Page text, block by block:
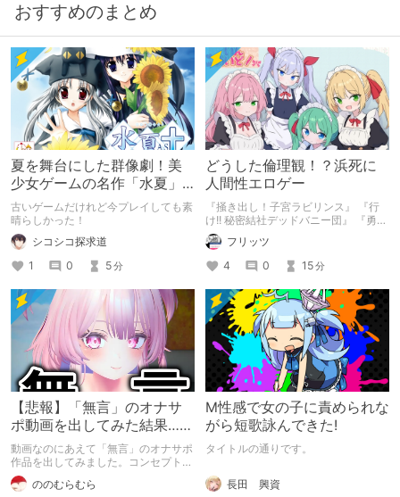
おすすめのまとめ
夏を舞台にした群像劇！美
少女ゲームの名作「水夏」
を今こそ！
古いゲームだけれど今プレイしても素
晴らしかった！
シコシコ探求道
1
0 5分
どうした倫理観！？浜死に
人間性エロゲー
『掻き出し！子宮ラビリンス』 『行
け!! 秘密結社デッドバニー団』 『勇者
ミアとツンツン猫サキュバス ~それで
も勇者はコロせない!~』 『めいどいん
めいど！』 本記事はねくすとテーマ
「人に薦めづらいけど好きな作
品」”ではない”です。 好きだったら人
に薦めるのは当たり前だよなぁ！？
フリッツ
4
0 15分
【悲報】「無言」のオナサ
ポ動画を出してみた結果……
動画なのにあえて「無言」のオナサポ
作品を出してみました。コンセプト通
りのものは作れたのですが、肝心の売
上がね……
ののむらむら
M性感で女の子に責められな
がら短歌詠んできた!
タイトルの通りです。
長田 興資